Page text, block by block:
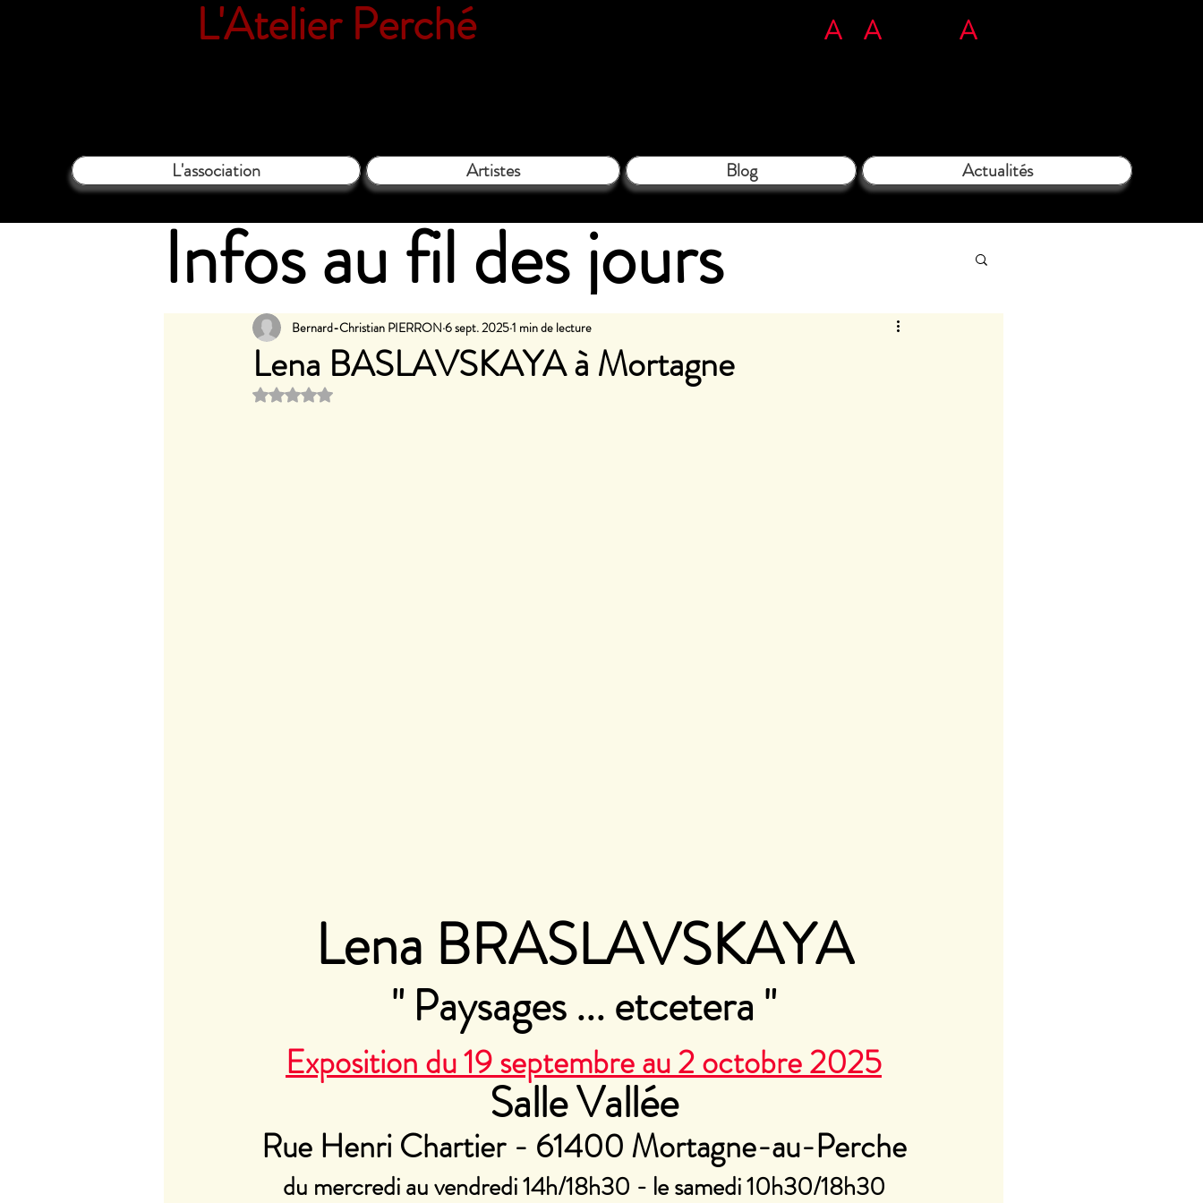
L'Atelier Perché Art A Ards​​​
L'association Artistes Blog Actualités
Infos au fil des jours
Lena BASLAVSKAYA à Mortagne
Bernard-Christian PIERRON 6 sept. 20251 min de lecture
Noté NaN étoiles sur 5.
Lena BRASLAVSKAYA
" Paysages ... etcetera "
Exposition du 19 septembre au 2 octobre 2025
Salle Vallée
Rue Henri Chartier - 61400 Mortagne-au-Perche
du mercredi au vendredi 14h/18h30 - le samedi 10h30/18h30